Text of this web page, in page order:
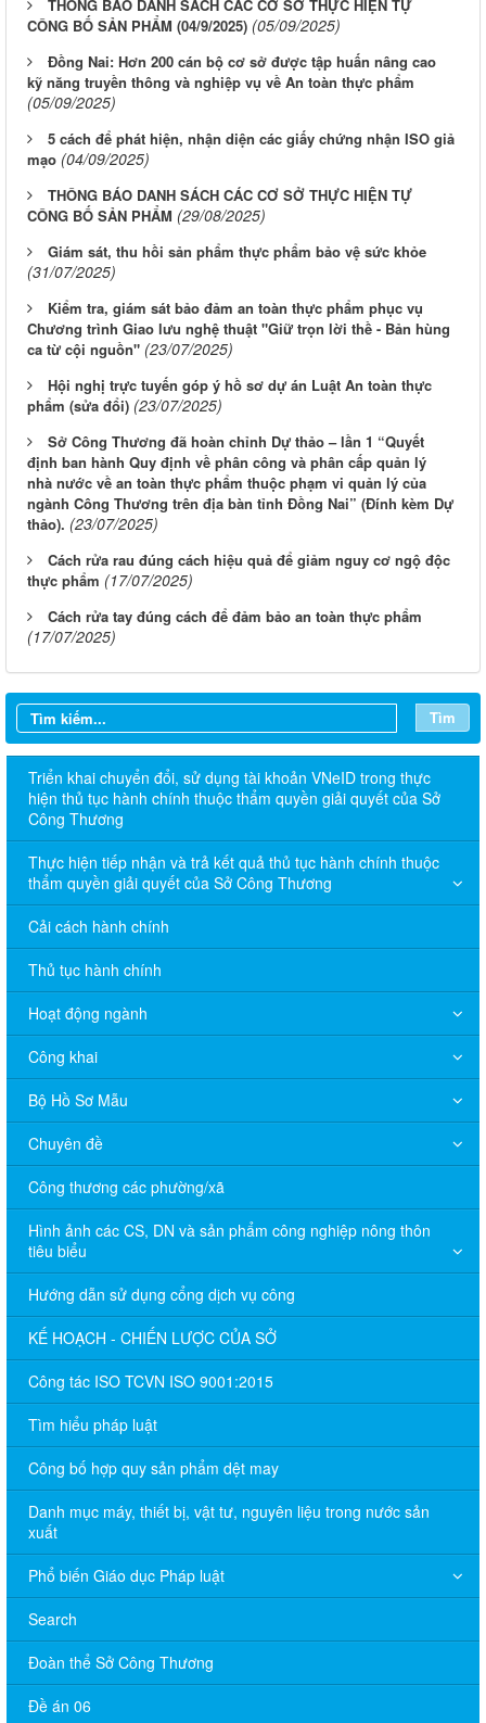
THÔNG BÁO DANH SÁCH CÁC CƠ SỞ THỰC HIỆN TỰ
CÔNG BỐ SẢN PHẨM (04/9/2025) (05/09/2025)
Đồng Nai: Hơn 200 cán bộ cơ sở được tập huấn nâng cao
kỹ năng truyền thông và nghiệp vụ về An toàn thực phẩm
(05/09/2025)
5 cách để phát hiện, nhận diện các giấy chứng nhận ISO giả
mạo (04/09/2025)
THÔNG BÁO DANH SÁCH CÁC CƠ SỞ THỰC HIỆN TỰ
CÔNG BỐ SẢN PHẨM (29/08/2025)
Giám sát, thu hồi sản phẩm thực phẩm bảo vệ sức khỏe
(31/07/2025)
Kiểm tra, giám sát bảo đảm an toàn thực phẩm phục vụ
Chương trình Giao lưu nghệ thuật "Giữ trọn lời thề - Bản hùng
ca từ cội nguồn" (23/07/2025)
Hội nghị trực tuyến góp ý hồ sơ dự án Luật An toàn thực
phẩm (sửa đổi) (23/07/2025)
Sở Công Thương đã hoàn chỉnh Dự thảo – lần 1 “Quyết
định ban hành Quy định về phân công và phân cấp quản lý
nhà nước về an toàn thực phẩm thuộc phạm vi quản lý của
ngành Công Thương trên địa bàn tỉnh Đồng Nai” (Đính kèm Dự
thảo). (23/07/2025)
Cách rửa rau đúng cách hiệu quả để giảm nguy cơ ngộ độc
thực phẩm (17/07/2025)
Cách rửa tay đúng cách để đảm bảo an toàn thực phẩm
(17/07/2025)
Tìm
Triển khai chuyển đổi, sử dụng tài khoản VNeID trong thực
hiện thủ tục hành chính thuộc thẩm quyền giải quyết của Sở
Công Thương
Thực hiện tiếp nhận và trả kết quả thủ tục hành chính thuộc
thẩm quyền giải quyết của Sở Công Thương
Cải cách hành chính
Thủ tục hành chính
Hoạt động ngành
Công khai
Bộ Hồ Sơ Mẫu
Chuyên đề
Công thương các phường/xã
Hình ảnh các CS, DN và sản phẩm công nghiệp nông thôn
tiêu biểu
Hướng dẫn sử dụng cổng dịch vụ công
KẾ HOẠCH - CHIẾN LƯỢC CỦA SỞ
Công tác ISO TCVN ISO 9001:2015
Tìm hiểu pháp luật
Công bố hợp quy sản phẩm dệt may
Danh mục máy, thiết bị, vật tư, nguyên liệu trong nước sản
xuất
Phổ biến Giáo dục Pháp luật
Search
Đoàn thể Sở Công Thương
Đề án 06